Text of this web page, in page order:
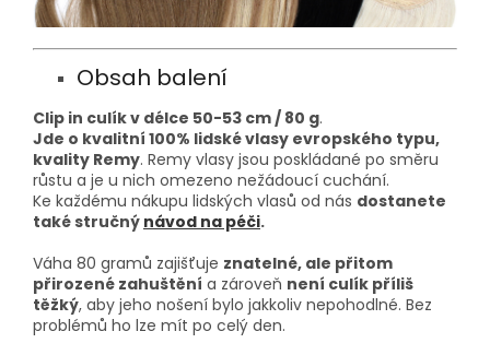
Obsah balení
Clip in culík v délce 50-53 cm / 80 g.
Jde o kvalitní 100% lidské vlasy evropského typu,
kvality Remy. Remy vlasy jsou poskládané po směru
růstu a je u nich omezeno nežádoucí cuchání.
Ke každému nákupu lidských vlasů od nás dostanete
také stručný návod na péči.
Váha 80 gramů zajišťuje znatelné, ale přitom
přirozené zahuštění a zároveň není culík příliš
těžký, aby jeho nošení bylo jakkoliv nepohodlné. Bez
problémů ho lze mít po celý den.